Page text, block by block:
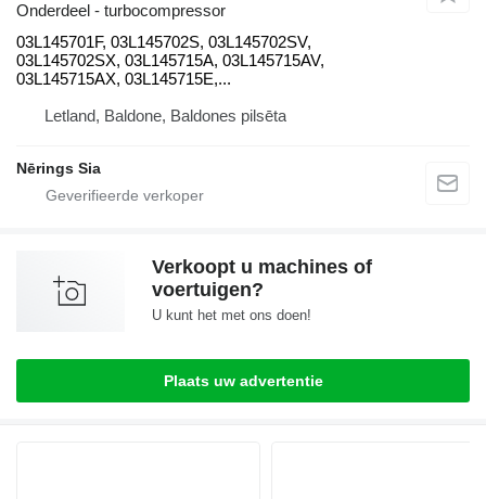
Onderdeel - turbocompressor
03L145701F, 03L145702S, 03L145702SV,
03L145702SX, 03L145715A, 03L145715AV,
03L145715AX, 03L145715E,...
Letland, Baldone, Baldones pilsēta
Nērings Sia
Verkoopt u machines of
voertuigen?
U kunt het met ons doen!
Plaats uw advertentie